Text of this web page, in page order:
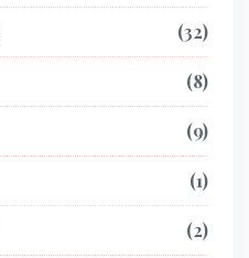
32
8
9
1
2